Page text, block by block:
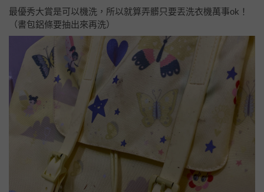
最優秀大賞是可以機洗，所以就算弄髒只要丟洗衣機萬事ok！
（書包鋁條要抽出來再洗）